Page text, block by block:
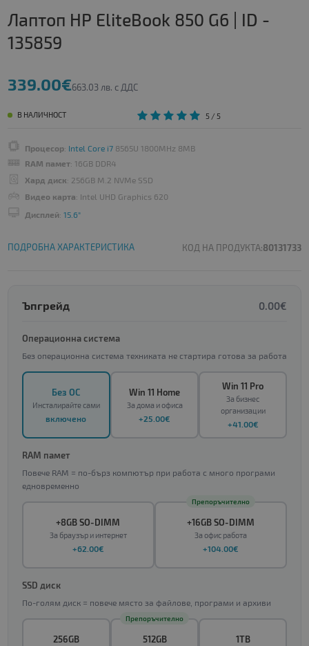
Лаптоп HP EliteBook 850 G6 | ID -
135859
339.00€663.03 лв. с ДДС
В НАЛИЧНОСТ 5/ 5
Процесор: Intel Core i78565U 1800MHz 8MB
RAM памет: 16GB DDR4
Хард диск: 256GB M.2 NVMe SSD
Видео карта: Intel UHD Graphics 620
Дисплей: 15.6"
ПОДРОБНА ХАРАКТЕРИСТИКА КОД НА ПРОДУКТА:80131733
Ъпгрейд 0.00€
Операционна система
Без операционна система техниката не стартира готова за работа
Без ОС
Инсталирайте сами
включено
Win 11 Home
За дома и офиса
+25.00€
Win 11 Pro
За бизнес
организации
+41.00€
RAM памет
Повече RAM = по-бърз компютър при работа с много програми
едновременно
+8GB SO-DIMM
За браузър и интернет
+62.00€
+16GB SO-DIMM
За офис работа
+104.00€
Препоръчително
SSD диск
По-голям диск = повече място за файлове, програми и архиви
256GB 512GB
Препоръчително
1TB